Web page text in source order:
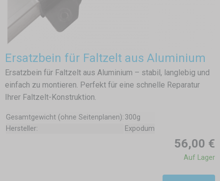
Ersatzbein für Faltzelt aus Aluminium
Ersatzbein für Faltzelt aus Aluminium – stabil, langlebig und
einfach zu montieren. Perfekt für eine schnelle Reparatur
Ihrer Faltzelt-Konstruktion.
Gesamtgewicht (ohne Seitenplanen): 300g
Hersteller:
Expodum
56,00 €
Auf Lager